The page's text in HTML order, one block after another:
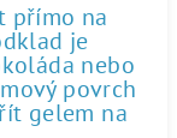
přímo na
je
nebo
povrch
gelem na